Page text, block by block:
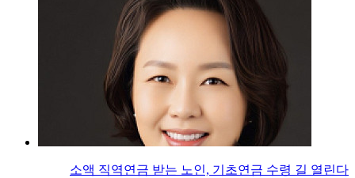
소액 직역연금 받는 노인, 기초연금 수령 길 열린다